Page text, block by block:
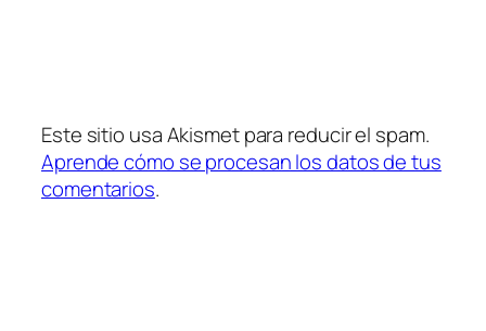
Este sitio usa Akismet para reducir el spam.
Aprende cómo se procesan los datos de tus
comentarios.